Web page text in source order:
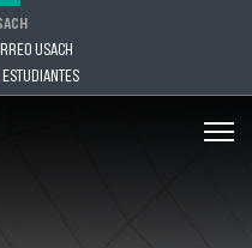
USACH
ESTUDIANTES